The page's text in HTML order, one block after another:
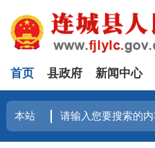
首页 县政府 新闻中心